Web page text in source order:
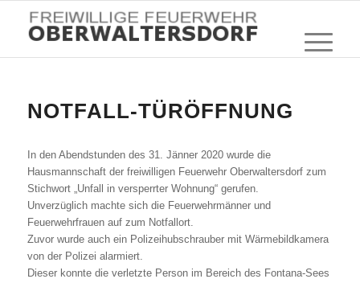
NOTFALL-TÜRÖFFNUNG
In den Abendstunden des 31. Jänner 2020 wurde die
Hausmannschaft der freiwilligen Feuerwehr Oberwaltersdorf zum
Stichwort „Unfall in versperrter Wohnung“ gerufen.
Unverzüglich machte sich die Feuerwehrmänner und
Feuerwehrfrauen auf zum Notfallort.
Zuvor wurde auch ein Polizeihubschrauber mit Wärmebildkamera
von der Polizei alarmiert.
Dieser konnte die verletzte Person im Bereich des Fontana-Sees